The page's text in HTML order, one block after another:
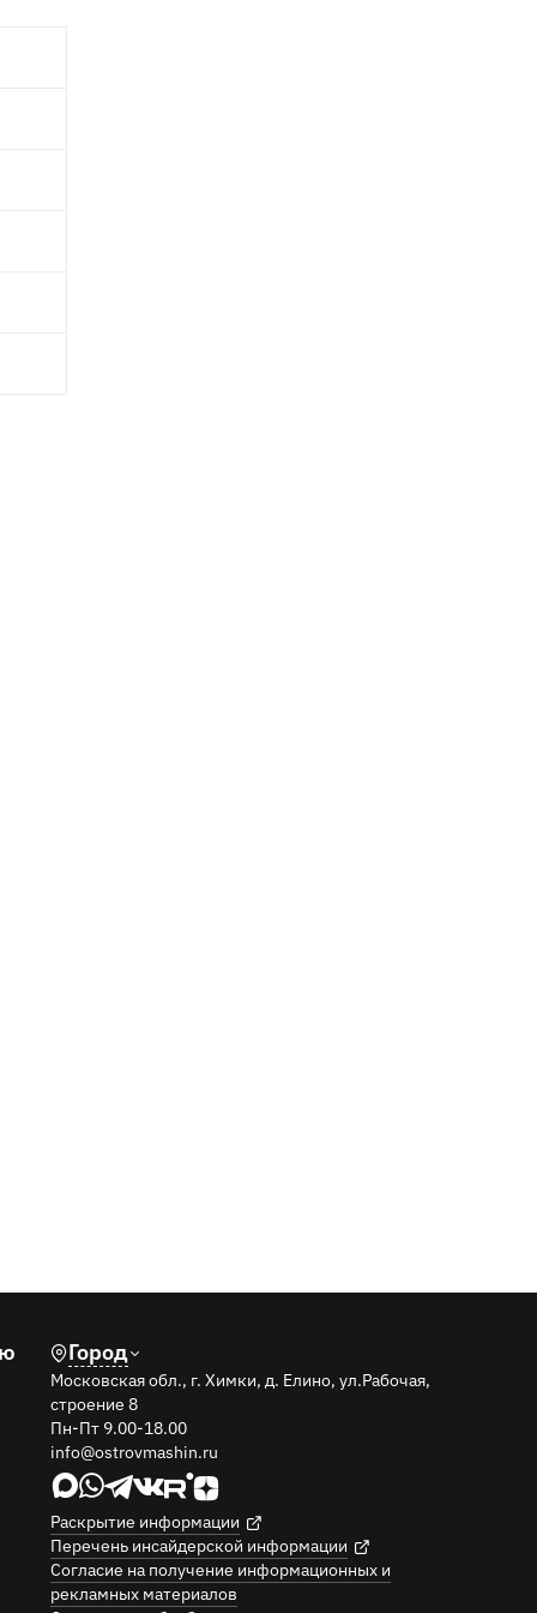
Город
Московская обл., г. Химки, д. Елино, ул.Рабочая,
строение 8
Пн-Пт 9.00-18.00
info@ostrovmashin.ru
Раскрытие информации
Перечень инсайдерской информации
Согласие на получение информационных и
рекламных материалов